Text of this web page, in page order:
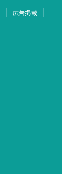
広告掲載